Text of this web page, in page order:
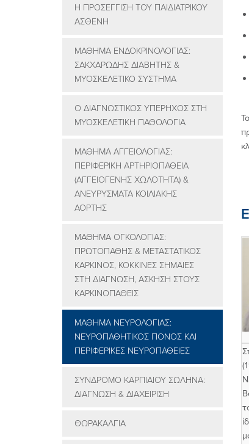
Η ΠΡΟΣΕΓΓΙΣΗ ΤΟΥ ΠΑΙΔΙΑΤΡΙΚΟΥ
ΑΣΘΕΝΗ
ΜΑΘΗΜΑ ΕΝΔΟΚΡΙΝΟΛΟΓΙΑΣ:
ΣΑΚΧΑΡΩΔΗΣ ΔΙΑΒΗΤΗΣ &
ΜΥΟΣΚΕΛΕΤΙΚΟ ΣΥΣΤΗΜΑ
Ο ΔΙΑΓΝΩΣΤΙΚΟΣ ΥΠΕΡΗΧΟΣ ΣΤΗ
ΜΥΟΣΚΕΛΕΤΙΚΗ ΠΑΘΟΛΟΓΙΑ
ΜΑΘΗΜΑ ΑΓΓΕΙΟΛΟΓΙΑΣ:
ΠΕΡΙΦΕΡΙΚΗ ΑΡΤΗΡΙΟΠΑΘΕΙΑ
(ΑΓΓΕΙΟΓΕΝΗΣ ΧΩΛΟΤΗΤΑ) &
ΑΝΕΥΡΥΣΜΑΤΑ ΚΟΙΛΙΑΚΗΣ
ΑΟΡΤΗΣ
ΜΑΘΗΜΑ ΟΓΚΟΛΟΓΙΑΣ:
ΠΡΩΤΟΠΑΘΗΣ & ΜΕΤΑΣΤΑΤΙΚΟΣ
ΚΑΡΚΙΝΟΣ, ΚΟΚΚΙΝΕΣ ΣΗΜΑΙΕΣ
ΣΤΗ ΔΙΑΓΝΩΣΗ, ΑΣΚΗΣΗ ΣΤΟΥΣ
ΚΑΡΚΙΝΟΠΑΘΕΙΣ
ΜΑΘΗΜΑ ΝΕΥΡΟΛΟΓΙΑΣ:
ΝΕΥΡΟΠΑΘΗΤΙΚΟΣ ΠΟΝΟΣ ΚΑΙ
ΠΕΡΙΦΕΡΙΚΕΣ ΝΕΥΡΟΠΑΘΕΙΕΣ
ΣΥΝΔΡΟΜΟ ΚΑΡΠΙΑΙΟΥ ΣΩΛΗΝΑ:
ΔΙΑΓΝΩΣΗ & ΔΙΑΧΕΙΡΙΣΗ
ΘΩΡΑΚΑΛΓΙΑ